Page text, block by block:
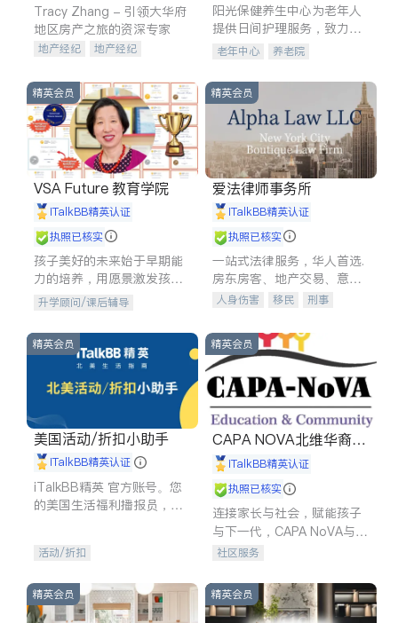
Tracy Zhang - 引领大华府
地区房产之旅的资深专家
地产经纪
地产经纪
商铺租售
开发商建商
阳光保健养生中心为老年人
提供日间护理服务，致力于
通过持续的护理创新来有效
老年中心 养老院
精英会员
VSA Future 教育学院
iTalkBB精英认证
执照已核实
孩子美好的未来始于早期能
力的培养，用愿景激发孩子
的学习潜力和动力。理念：
拥有成长型心态是成功的基
石。
升学顾问/课后辅导
精英会员
爱法律师事务所
iTalkBB精英认证
执照已核实
一站式法律服务，华人首选.
房东房客、地产交易、意外
伤害、车祸重伤、商业诉
建筑合同、刑事案件全包办
人身伤害 移民
刑事
信托/遗嘱
商业
索赔
律师-其它 保释
精英会员
美国活动/折扣小助手
iTalkBB精英认证
iTalkBB精英 官方账号。您
的美国生活福利播报员，精
专属福利。
活动/折扣
精英会员
CAPA NOVA北维华裔家
长会iTalkBB精英认证
执照已核实
连接家长与社会，赋能孩子
与下一代，CAPA NoVA与您
携手建设包容、公平、充满
社区服务
精英会员 精英会员